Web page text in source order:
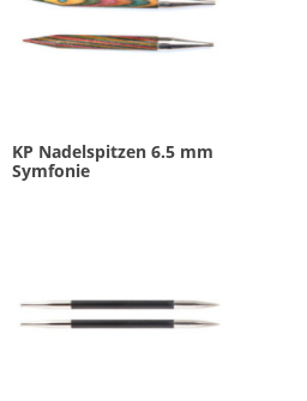
KP Nadelspitzen 6.5 mm
Symfonie